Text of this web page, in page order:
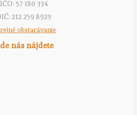
IČO: 57 180 334
212 259 8929
obstarávanie
nás nájdete